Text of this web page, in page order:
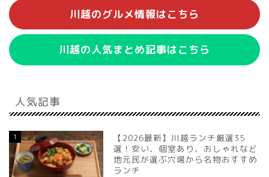
川越のグルメ情報はこちら
川越の人気まとめ記事はこちら
人気記事
1
【2026最新】川越ランチ厳選35
選！安い、個室あり、おしゃれなど
地元民が選ぶ穴場から名物おすすめ
ランチ